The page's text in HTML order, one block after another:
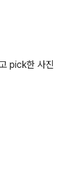
pick한 사진